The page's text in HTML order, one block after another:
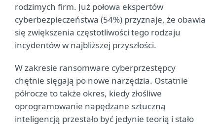
rodzimych firm. Już połowa ekspertów
cyberbezpieczeństwa (54%) przyznaje, że obawia
się zwiększenia częstotliwości tego rodzaju
incydentów w najbliższej przyszłości.
W zakresie ransomware cyberprzestępcy
chętnie sięgają po nowe narzędzia. Ostatnie
półrocze to także okres, kiedy złośliwe
oprogramowanie napędzane sztuczną
inteligencją przestało być jedynie teorią i stało